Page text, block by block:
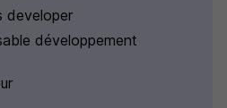
developer
développement